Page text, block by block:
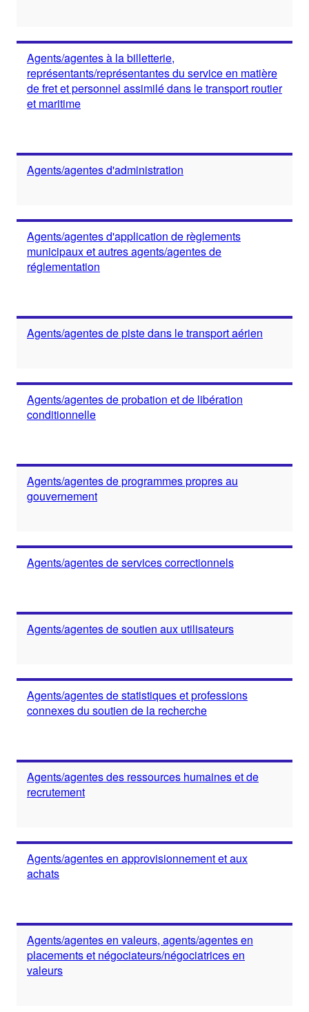
Agents/agentes à la billetterie,
représentants/représentantes du service en matière
de fret et personnel assimilé dans le transport routier
et maritime
Agents/agentes d'administration
Agents/agentes d'application de règlements
municipaux et autres agents/agentes de
réglementation
Agents/agentes de piste dans le transport aérien
Agents/agentes de probation et de libération
conditionnelle
Agents/agentes de programmes propres au
gouvernement
Agents/agentes de services correctionnels
Agents/agentes de soutien aux utilisateurs
Agents/agentes de statistiques et professions
connexes du soutien de la recherche
Agents/agentes des ressources humaines et de
recrutement
Agents/agentes en approvisionnement et aux
achats
Agents/agentes en valeurs, agents/agentes en
placements et négociateurs/négociatrices en
valeurs